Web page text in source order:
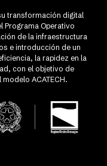
transformación digital
Programa Operativo
de la infraestructura
e introducción de un
la rapidez en la
con el objetivo de
ACATECH.